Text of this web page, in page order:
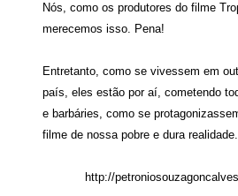
Nós, como os produtores do filme
merecemos isso. Pena!
Entretanto, como se vivessem em
país, eles estão por aí, cometendo
e barbáries, como se
filme de nossa pobre e dura realidade.
http://